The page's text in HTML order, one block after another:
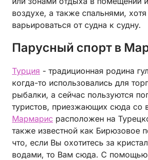
воздухе, а также спальнями,
варьироваться от судна к судну.
Парусный спорт в
Турция - традиционная родина
когда-то использовались для
рыбалки, а сейчас пользуются
туристов, приезжающих сюда со
Мармарис расположен на
также известной как Бирюзовое
что, если Вы охотитесь за
водами, то Вам сюда. С помощью